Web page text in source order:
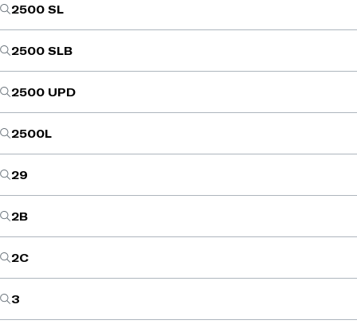
2500 SL
2500 SLB
2500 UPD
2500L
29
2B
2C
3